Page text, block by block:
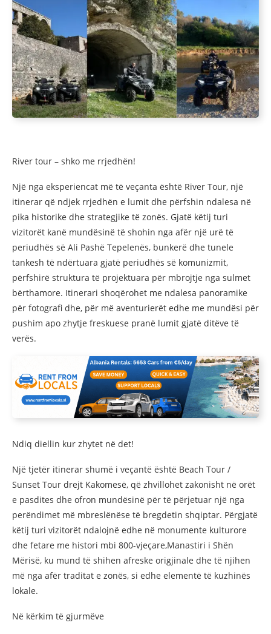
River tour – shko me rrjedhën!
Një nga eksperiencat më të veçanta është River Tour, një
itinerar që ndjek rrjedhën e lumit dhe përfshin ndalesa në
pika historike dhe strategjike të zonës. Gjatë këtij turi
vizitorët kanë mundësinë të shohin nga afër një urë të
periudhës së Ali Pashë Tepelenës, bunkerë dhe tunele
tankesh të ndërtuara gjatë periudhës së komunizmit,
përfshirë struktura të projektuara për mbrojtje nga sulmet
bërthamore. Itinerari shoqërohet me ndalesa panoramike
për fotografi dhe, për më aventurierët edhe me mundësi për
pushim apo zhytje freskuese pranë lumit gjatë ditëve të
verës.
Ndiq diellin kur zhytet në det!
Një tjetër itinerar shumë i veçantë është Beach Tour /
Sunset Tour drejt Kakomesë, që zhvillohet zakonisht në orët
e pasdites dhe ofron mundësinë për të përjetuar një nga
perëndimet më mbreslënëse të bregdetin shqiptar. Përgjatë
këtij turi vizitorët ndalojnë edhe në monumente kulturore
dhe fetare me histori mbi 800-vjeçare,Manastiri i Shën
Mërisë, ku mund të shihen afreske origjinale dhe të njihen
më nga afër traditat e zonës, si edhe elementë të kuzhinës
lokale.
Në kërkim të gjurmëve